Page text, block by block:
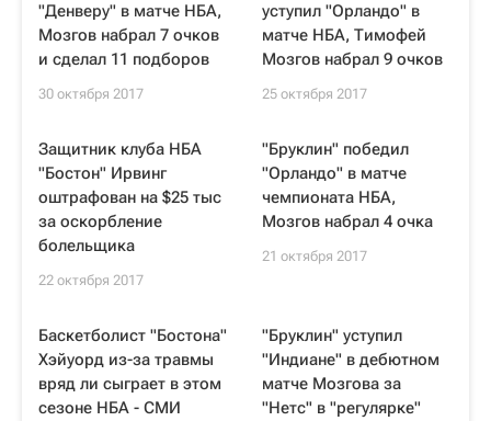
"Денверу" в матче НБА,
Мозгов набрал 7 очков
и сделал 11 подборов
30 октября 2017
уступил "Орландо" в
матче НБА, Тимофей
Мозгов набрал 9 очков
25 октября 2017
Защитник клуба НБА
"Бостон" Ирвинг
оштрафован на $25 тыс
за оскорбление
болельщика
22 октября 2017
"Бруклин" победил
"Орландо" в матче
чемпионата НБА,
Мозгов набрал 4 очка
21 октября 2017
Баскетболист "Бостона"
Хэйуорд из-за травмы
вряд ли сыграет в этом
сезоне НБА - СМИ
"Бруклин" уступил
"Индиане" в дебютном
матче Мозгова за
"Нетс" в "регулярке"